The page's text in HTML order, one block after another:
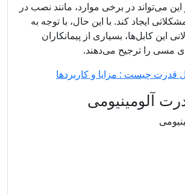
می‌تواند در برخی موارد، مانند نصب در
ایجاد کند. با این حال، با توجه به
این کابل‌ها، بسیاری از پیمانکاران
مسی را ترجیح می‌دهند.
قدرت چیست : مزایا و کاربردها
آلومینیومی